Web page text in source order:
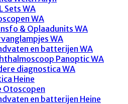
Sets WA
WA
& Oplaadunits WA
WA
en batterijen WA
Panoptic WA
diagnostica WA
Heine
Otoscopen
en batterijen Heine